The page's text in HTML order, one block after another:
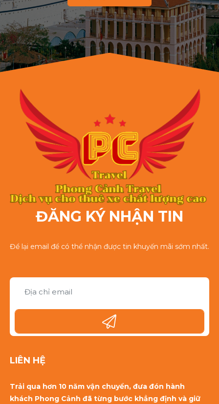
ĐĂNG KÝ NHẬN TIN
Để lại email để có thể nhận được tin khuyến mãi sớm nhất.
LIÊN HỆ
Trải qua hơn 10 năm vận chuyển, đưa đón hành
khách Phong Cảnh đã từng bước khẳng định và giữ